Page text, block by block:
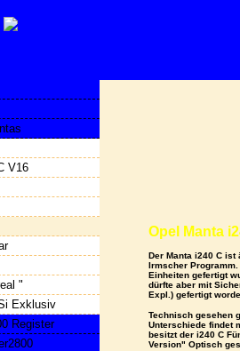
V16
"
Exklusiv
Register
Opel Manta
Der Manta i240 C
Irmscher Programm.
Einheiten gefertigt
dürfte aber mit
Expl.) gefertigt
Technisch gesehen
Unterschiede findet
besitzt der i240 C
Version" Optisch